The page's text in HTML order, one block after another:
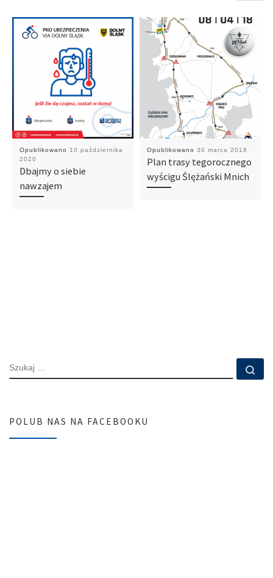
Opublikowano
10 października
2020
Dbajmy o siebie
nawzajem
Opublikowano 30 marca 2018
Plan trasy tegorocznego
wyścigu Ślężański Mnich
SZUKAJ
POLUB NAS NA FACEBOOKU